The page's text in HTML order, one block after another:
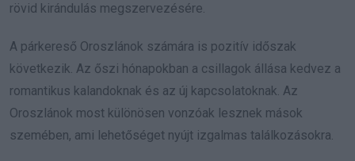
rövid kirándulás megszervezésére.
A párkereső Oroszlánok számára is pozitív időszak
következik. Az őszi hónapokban a csillagok állása kedvez a
romantikus kalandoknak és az új kapcsolatoknak. Az
Oroszlánok most különösen vonzóak lesznek mások
szemében, ami lehetőséget nyújt izgalmas találkozásokra.